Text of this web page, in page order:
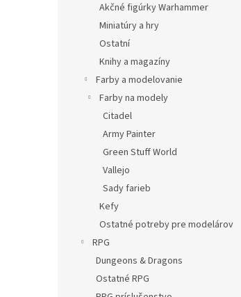
Akčné figúrky Warhammer
Miniatúry a hry
Ostatní
Knihy a magazíny
Farby a modelovanie
Farby na modely
Citadel
Army Painter
Green Stuff World
Vallejo
Sady farieb
Kefy
Ostatné potreby pre modelárov
RPG
Dungeons & Dragons
Ostatné RPG